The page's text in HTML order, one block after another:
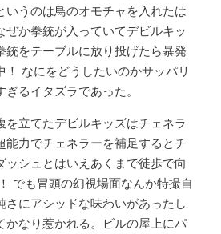
いうのは鳥のオモチャを入れたは
ぜか拳銃が入っていてデビルキッ
銃をテーブルに放り投げたら暴発
！ なにをどうしたいのかサッパリ
るイタズラであった。
を立てたデビルキッズはチェネラ
能力でチェネラーを補足するとチ
ッシュとはいえあくまで徒歩で向
でも冒頭の幻視場面なんか特撮自
さにアシッドな味わいがあったし
かなり惹かれる。ビルの屋上にパ